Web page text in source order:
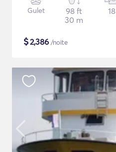
Gulet
98 ft
30 m
18
$2,386 /noite